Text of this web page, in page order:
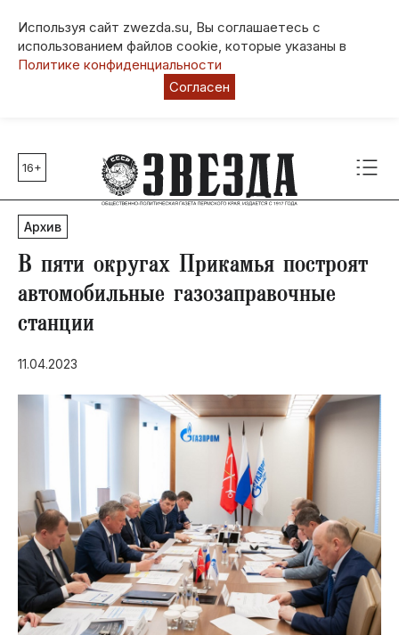
Используя сайт zwezda.su, Вы соглашаетесь с
использованием файлов cookie, которые указаны в
Политике конфиденциальности
Согласен
Главные темы
80 лет Победы
Молодежная столица РФ
СВО
Выборы в Пермском крае
Инфраструктура
Благоустройство
16+
Архив
В пяти округах Прикамья построят
автомобильные газозаправочные
станции
11.04.2023